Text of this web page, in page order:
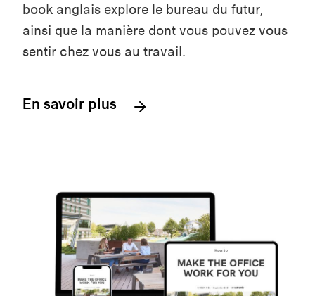
book anglais explore le bureau du futur,
ainsi que la manière dont vous pouvez vous
sentir chez vous au travail.
En savoir plus